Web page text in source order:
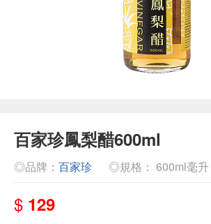
百家珍鳳梨醋600ml
◎品牌： 百家珍 ◎規格： 600ml毫升
$ 129